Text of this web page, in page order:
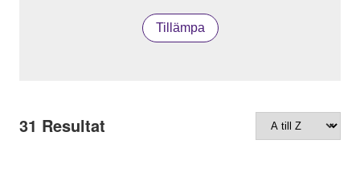
Tillämpa
31 Resultat